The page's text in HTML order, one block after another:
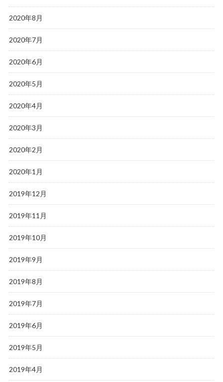
2020年8月
2020年7月
2020年6月
2020年5月
2020年4月
2020年3月
2020年2月
2020年1月
2019年12月
2019年11月
2019年10月
2019年9月
2019年8月
2019年7月
2019年6月
2019年5月
2019年4月